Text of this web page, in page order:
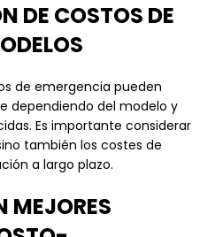
DE COSTOS DE
de emergencia pueden
dependiendo del modelo y
Es importante considerar
también los costes de
a largo plazo.
MEJORES